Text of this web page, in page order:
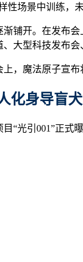
场景中训练，
铺开。在发布
大型科技发布
，魔法原子宣
化身导盲犬
“光引001”正